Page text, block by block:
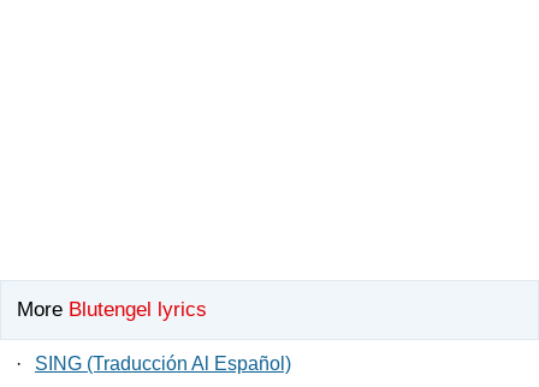
More Blutengel lyrics
· SING (Traducción Al Español)